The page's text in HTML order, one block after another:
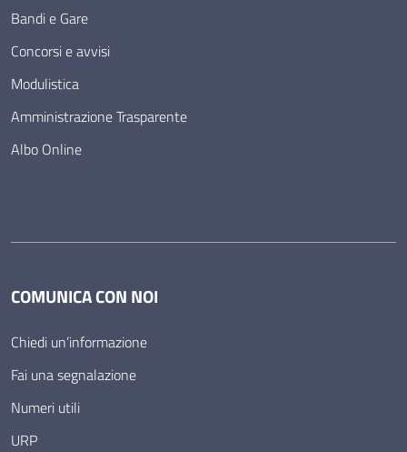
Bandi e Gare
Concorsi e avvisi
Modulistica
Amministrazione Trasparente
Albo Online
COMUNICA CON NOI
Chiedi un’informazione
Fai una segnalazione
Numeri utili
URP